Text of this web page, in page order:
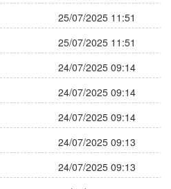
25/07/2025 11:51
25/07/2025 11:51
24/07/2025 09:14
24/07/2025 09:14
24/07/2025 09:14
24/07/2025 09:13
24/07/2025 09:13